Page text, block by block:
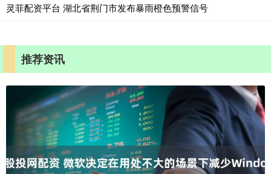
灵菲配资平台 湖北省荆门市发布暴雨橙色预警信号
推荐资讯